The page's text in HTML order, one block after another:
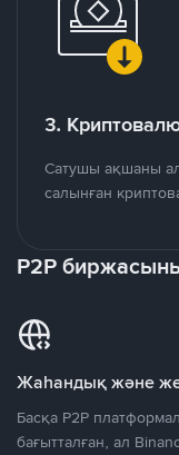
3.
Сатушы ақшаны
салынған
P2P
Жаһандық және
Басқа P2P
бағытталған, ал